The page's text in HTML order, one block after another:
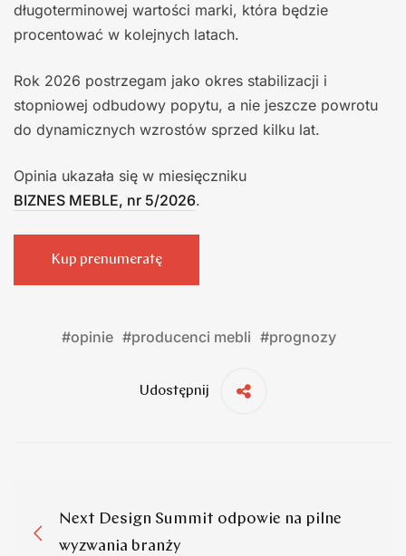
długoterminowej wartości marki, która będzie
procentować w kolejnych latach.
Rok 2026 postrzegam jako okres stabilizacji i
stopniowej odbudowy popytu, a nie jeszcze powrotu
do dynamicznych wzrostów sprzed kilku lat.
Opinia ukazała się w miesięczniku
BIZNES MEBLE, nr 5/2026.
Kup prenumeratę
#opinie #producenci mebli #prognozy
Udostępnij
Next Design Summit odpowie na pilne
wyzwania branży